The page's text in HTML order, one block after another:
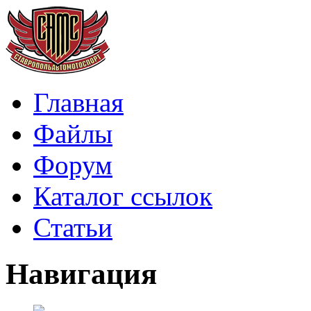
Главная
Файлы
Форум
Каталог ссылок
Статьи
Навигация